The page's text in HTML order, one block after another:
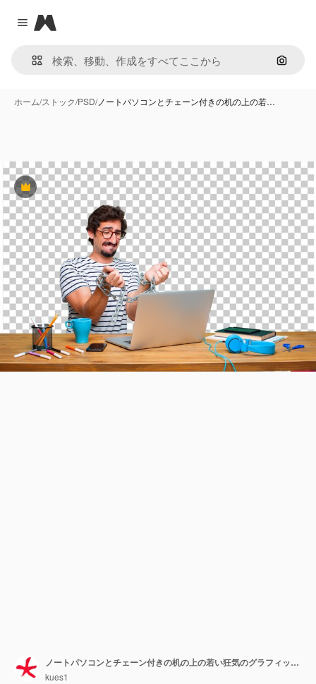
Close menu
Magnific
画像で
ホーム/ストック/PSD/ノートパソコンとチェーン付きの机の上の若…
Premium
ノートパソコンとチェーン付きの机の上の若い狂気のグラフィックデザイナー。自由の概念
kues1